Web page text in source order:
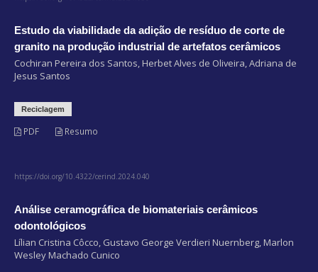
Estudo da viabilidade da adição de resíduo de corte de
granito na produção industrial de artefatos cerâmicos
Cochiran Pereira dos Santos, Herbet Alves de Oliveira, Adriana de
Jesus Santos
Reciclagem
PDF Resumo
https://doi.org/10.4322/cerind.2024.040
Análise ceramográfica de biomateriais cerâmicos
odontológicos
Lílian Cristina Côcco, Gustavo George Verdieri Nuernberg, Marlon
Wesley Machado Cunico